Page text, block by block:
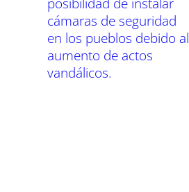
cámaras de seguridad
en los pueblos debido al
aumento de actos
vandálicos.